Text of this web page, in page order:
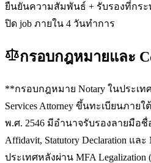
ยืนยันความสัมพันธ์ + รับรองที่กระ
ปิด job ภายใน 4 วันทำการ
กรอบกฎหมายและ
**กรอบกฎหมาย Notary ในประเท
Services Attorney ขึ้นทะเบียนภาย
พ.ศ. 2546 มีอำนาจรับรองลายมือ
Affidavit, Statutory Declaration แล
ประเทศหลังผ่าน MFA